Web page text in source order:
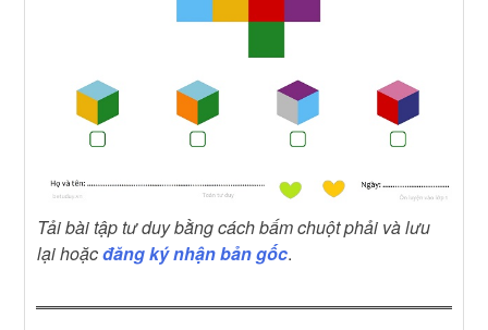
Tải bài tập tư duy bằng cách bấm chuột phải và lưu
lại hoặcđăng ký nhận bản gốc.